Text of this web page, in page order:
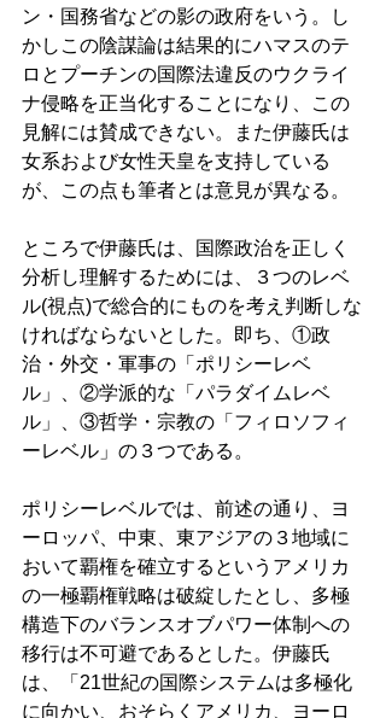
ン・国務省などの影の政府をいう。し
かしこの陰謀論は結果的にハマスのテ
ロとプーチンの国際法違反のウクライ
ナ侵略を正当化することになり、この
見解には賛成できない。また伊藤氏は
女系および女性天皇を支持している
が、この点も筆者とは意見が異なる。
ところで伊藤氏は、国際政治を正しく
分析し理解するためには、３つのレベ
ル(視点)で総合的にものを考え判断しな
ければならないとした。即ち、①政
治・外交・軍事の「ポリシーレベ
ル」、②学派的な「パラダイムレベ
ル」、③哲学・宗教の「フィロソフィ
ーレベル」の３つである。
ポリシーレベルでは、前述の通り、ヨ
ーロッパ、中東、東アジアの３地域に
おいて覇権を確立するというアメリカ
の一極覇権戦略は破綻したとし、多極
構造下のバランスオブパワー体制への
移行は不可避であるとした。伊藤氏
は、「21世紀の国際システムは多極化
に向かい、おそらくアメリカ、ヨーロ